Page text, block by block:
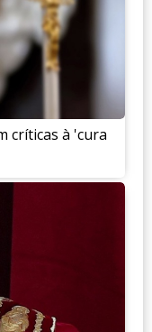
críticas à 'cura